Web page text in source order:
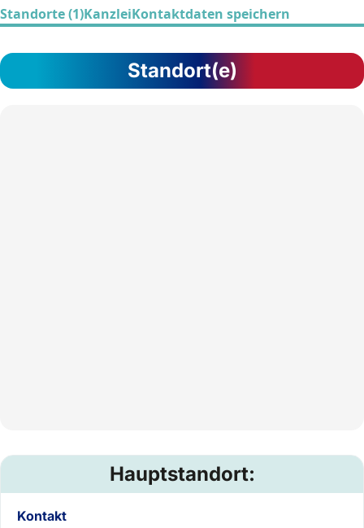
Standorte (1)KanzleiKontaktdaten speichern
Standort(e)
Hauptstandort:
Kontakt